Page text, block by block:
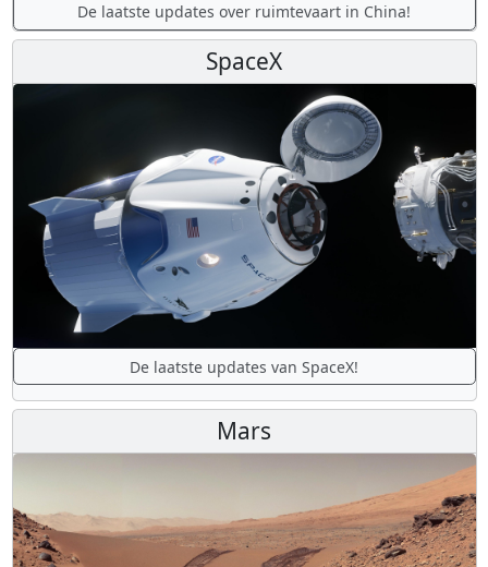
De laatste updates over ruimtevaart in China!
SpaceX
De laatste updates van SpaceX!
Mars